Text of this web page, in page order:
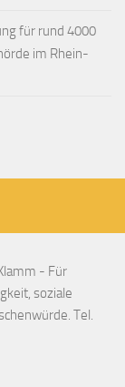
für rund 4000
im Rhein-
- Für
soziale
Tel.